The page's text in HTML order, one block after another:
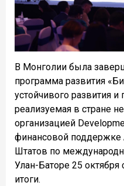
В Монголии была
программа развития
устойчивого развития и
реализуемая в стране
организацией
финансовой поддержке
Штатов по
Улан-Баторе 25
итоги.